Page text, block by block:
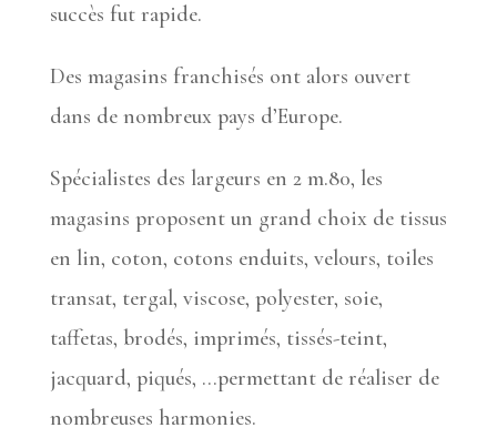
succès fut rapide.
Des magasins franchisés ont alors ouvert
dans de nombreux pays d’Europe.
Spécialistes des largeurs en 2 m.80, les
magasins proposent un grand choix de tissus
en lin, coton, cotons enduits, velours, toiles
transat, tergal, viscose, polyester, soie,
taffetas, brodés, imprimés, tissés-teint,
jacquard, piqués, …permettant de réaliser de
nombreuses harmonies.